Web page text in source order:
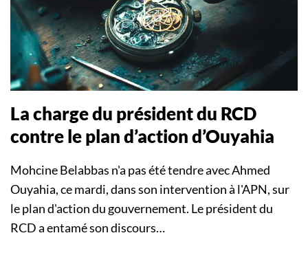
La charge du président du RCD
contre le plan d’action d’Ouyahia
Mohcine Belabbas n'a pas été tendre avec Ahmed
Ouyahia, ce mardi, dans son intervention à l'APN, sur
le plan d'action du gouvernement. Le président du
RCD a entamé son discours…